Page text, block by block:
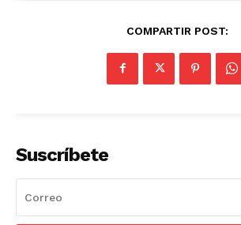
COMPARTIR POST:
Suscríbete